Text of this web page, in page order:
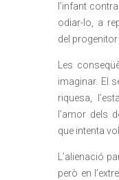
l’infant
odiar-lo, a
del progenitor
Les
imaginar. El
riquesa,
l’amor dels
que intenta
L’alienació
però en